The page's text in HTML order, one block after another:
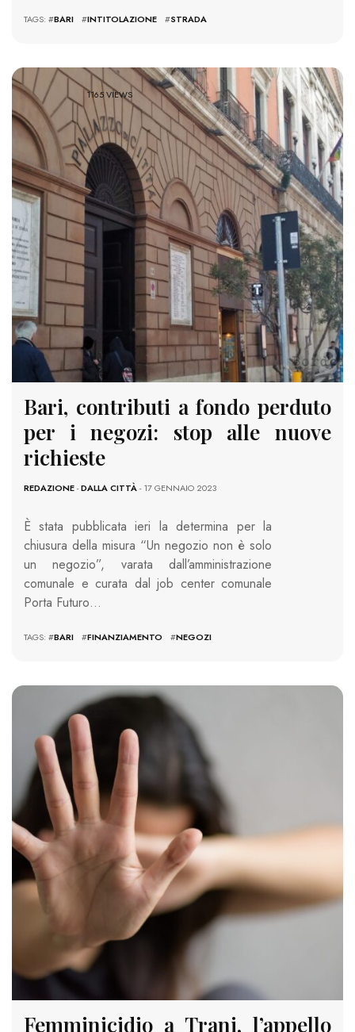
TAGS: #BARI #INTITOLAZIONE #STRADA
1165 VIEWS
Bari, contributi a fondo perduto
per i negozi: stop alle nuove
richieste
REDAZIONE-DALLA CITTÀ- 17 GENNAIO 2023
È stata pubblicata ieri la determina per la
chiusura della misura “Un negozio non è solo
un negozio”, varata dall’amministrazione
comunale e curata dal job center comunale
Porta Futuro…
TAGS: #BARI #FINANZIAMENTO #NEGOZI
Femminicidio a Trani, l’appello